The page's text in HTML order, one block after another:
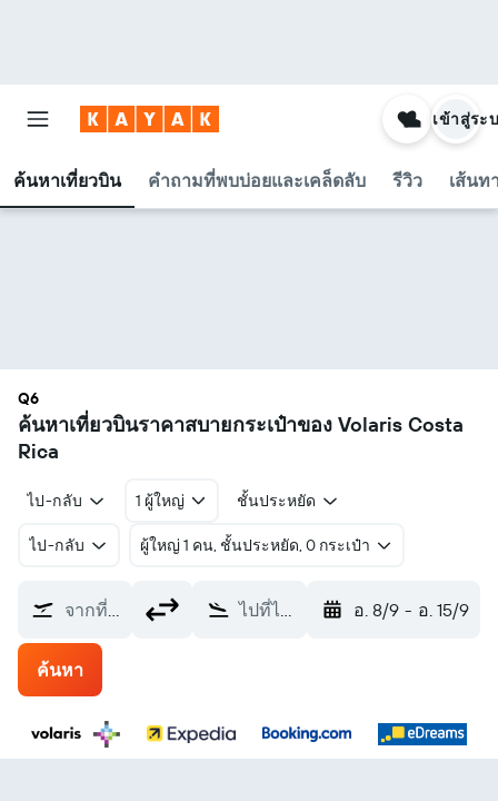
ค้นหาเที่ยวบิน คำถามที่พบบ่อยและเคล็ดลับ รีวิว เส้นท
เข้าสู่ระ
Q6
ค้นหาเที่ยวบินราคาสบายกระเป๋าของ Volaris Costa
Rica
ไป-กลับ 1 ผู้ใหญ่ ชั้นประหยัด
ไป-กลับ ผู้ใหญ่ 1 คน, ชั้นประหยัด, 0 กระเป๋า
จากที่ไหน? ไปที่ไหน? อ. 8/9 - อ. 15/9
ค้นหา